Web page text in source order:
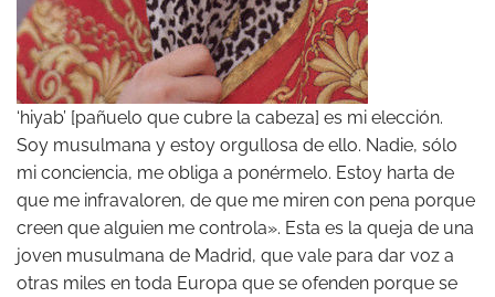
‘hiyab’ [pañuelo que cubre la cabeza] es mi elección.
Soy musulmana y estoy orgullosa de ello. Nadie, sólo
mi conciencia, me obliga a ponérmelo. Estoy harta de
que me infravaloren, de que me miren con pena porque
creen que alguien me controla». Esta es la queja de una
joven musulmana de Madrid, que vale para dar voz a
otras miles en toda Europa que se ofenden porque se